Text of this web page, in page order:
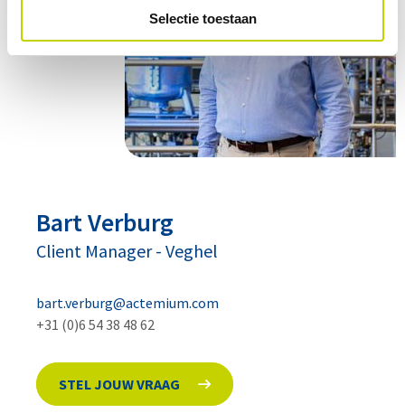
Selectie toestaan
BartVerburg
Client Manager- Veghel
bart.verburg@actemium.com
+31 (0)6 54 38 48 62
STEL JOUW VRAAG